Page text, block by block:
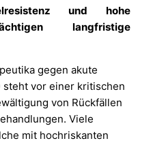
und hohe
langfristige
gegen akute
steht vor einer kritischen
von Rückfällen
Viele
mit hochriskanten